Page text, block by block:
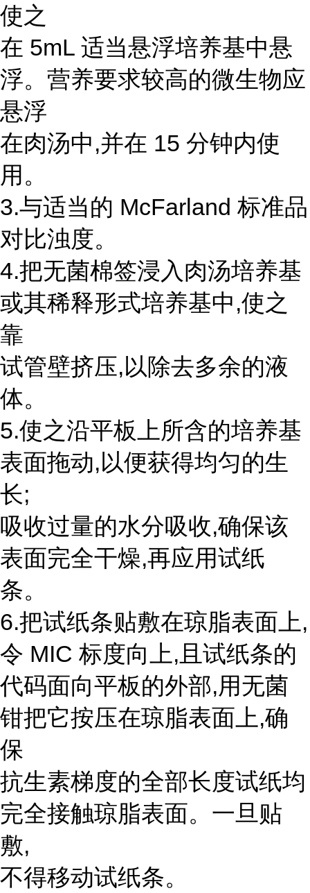
使之
在 5mL 适当悬浮培养基中悬
浮。营养要求较高的微生物应
悬浮
在肉汤中,并在 15 分钟内使
用。
3.与适当的 McFarland 标准品
对比浊度。
4.把无菌棉签浸入肉汤培养基
或其稀释形式培养基中,使之
靠
试管壁挤压,以除去多余的液
体。
5.使之沿平板上所含的培养基
表面拖动,以便获得均匀的生
长;
吸收过量的水分吸收,确保该
表面完全干燥,再应用试纸
条。
6.把试纸条贴敷在琼脂表面上,
令 MIC 标度向上,且试纸条的
代码面向平板的外部,用无菌
钳把它按压在琼脂表面上,确
保
抗生素梯度的全部长度试纸均
完全接触琼脂表面。一旦贴
敷,
不得移动试纸条。